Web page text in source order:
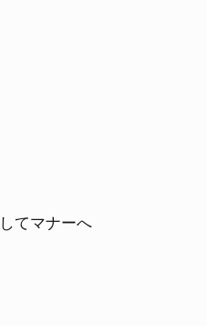
てマナーへ